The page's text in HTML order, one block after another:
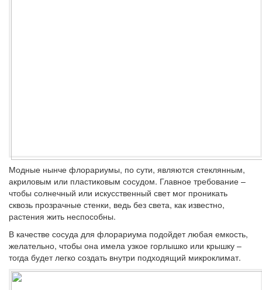
Модные нынче флорариумы, по сути, являются стеклянным,
акриловым или пластиковым сосудом. Главное требование –
чтобы солнечный или искусственный свет мог проникать
сквозь прозрачные стенки, ведь без света, как известно,
растения жить неспособны.
В качестве сосуда для флорариума подойдет любая емкость,
желательно, чтобы она имела узкое горлышко или крышку –
тогда будет легко создать внутри подходящий микроклимат.